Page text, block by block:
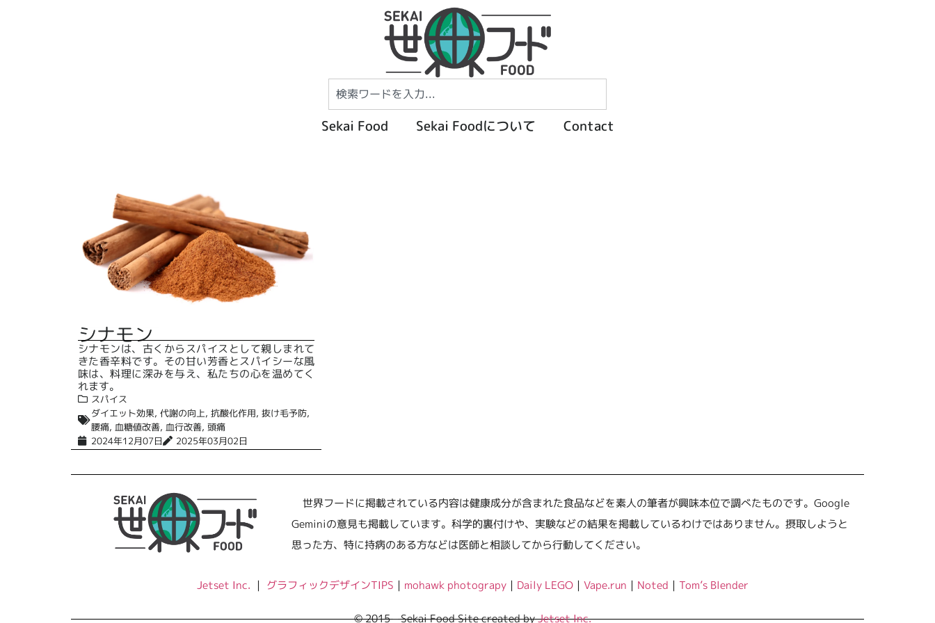
Sekai Food Sekai Foodについて Contact
シナモン
シナモンは、古くからスパイスとして親しまれて
きた香辛料です。その甘い芳香とスパイシーな風
味は、料理に深みを与え、私たちの心を温めてく
れます。
スパイス
ダイエット効果, 代謝の向上, 抗酸化作用, 抜け毛予防,
腰痛, 血糖値改善, 血行改善, 頭痛
2024年12月07日
2025年03月02日
世界フードに掲載されている内容は健康成分が含まれた食品などを素人の筆者が興味本位で調べたものです。Google
Geminiの意見も掲載しています。科学的裏付けや、実験などの結果を掲載しているわけではありません。摂取しようと
思った方、特に持病のある方などは医師と相談してから行動してください。
Jetset Inc. ｜ グラフィックデザインTIPS ｜ mohawk photograpy ｜ Daily LEGO ｜Vape.run ｜ Noted ｜ Tom’s Blender
© 2015 – Sekai Food Site created byJetset Inc.